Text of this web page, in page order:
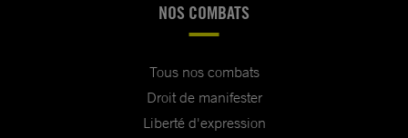
NOS COMBATS
Tous nos combats
Droit de manifester
Liberté d'expression